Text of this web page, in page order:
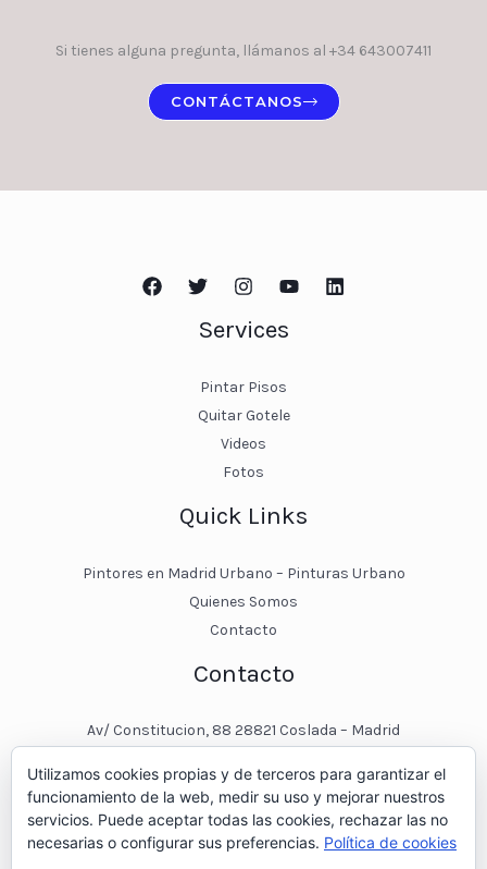
Si tienes alguna pregunta, llámanos al +34 643007411
CONTÁCTANOS
Services
Pintar Pisos
Quitar Gotele
Videos
Fotos
Quick Links
Pintores en Madrid Urbano – Pinturas Urbano
Quienes Somos
Contacto
Contacto
Av/ Constitucion, 88 28821 Coslada – Madrid
pinturasurbano@hotmail.es
+34 – 643 00 74 11
Utilizamos cookies propias y de terceros para garantizar el
funcionamiento de la web, medir su uso y mejorar nuestros
servicios. Puede aceptar todas las cookies, rechazar las no
necesarias o configurar sus preferencias. Política de cookies